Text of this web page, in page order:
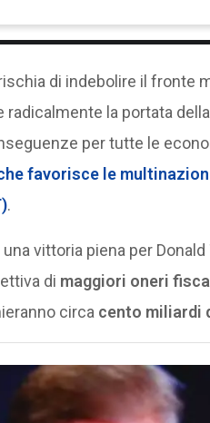
di indebolire il
radicalmente la portata della
per tutte le
favorisce le
.
vittoria piena per
di maggiori oneri
circa cento miliardi